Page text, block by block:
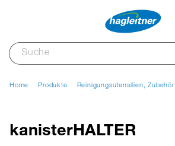
Home Produkte Reinigungsutensilien, Zubehör
kanisterHALTER